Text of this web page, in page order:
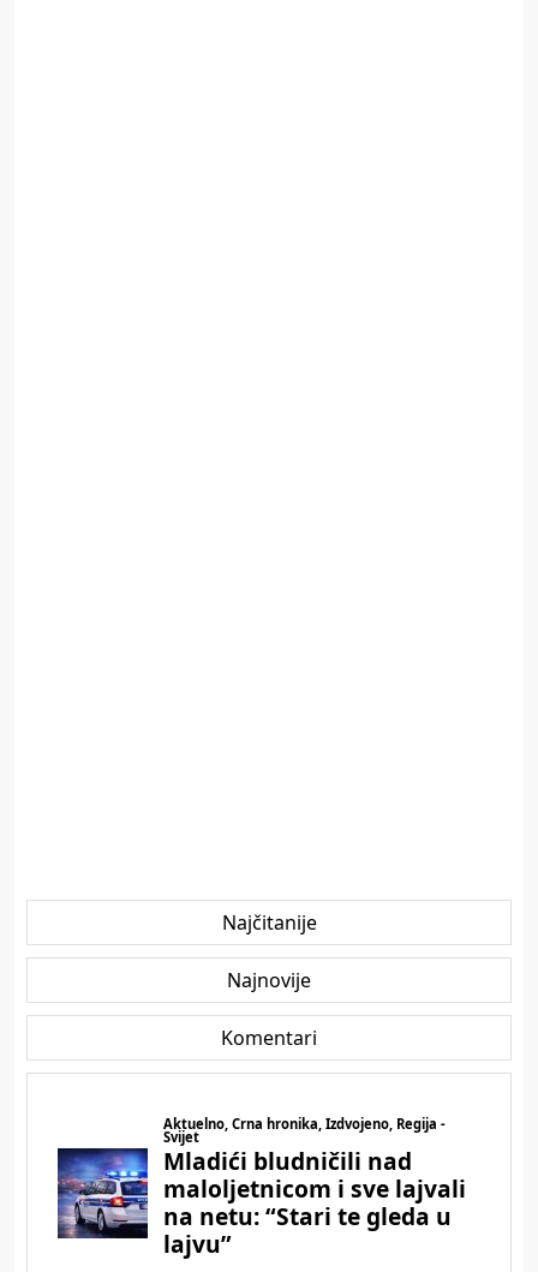
Najčitanije
Najnovije
Komentari